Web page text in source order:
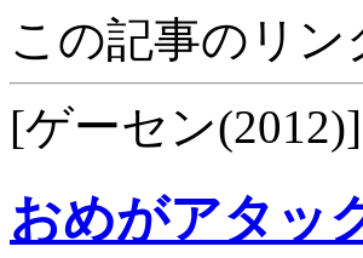
この記事のリン
[ゲーセン(2012)]
おめがアタッ